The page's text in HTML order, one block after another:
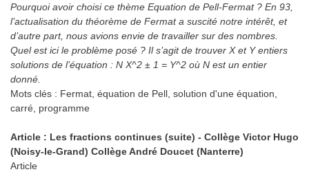
Pourquoi avoir choisi ce thème Equation de Pell-Fermat ? En 93,
l’actualisation du théorème de Fermat a suscité notre intérêt, et
d’autre part, nous avions envie de travailler sur des nombres.
Quel est ici le problème posé ? Il s’agit de trouver X et Y entiers
solutions de l’équation : N X^2 ± 1 = Y^2 où N est un entier
donné.
Mots clés : Fermat, équation de Pell, solution d'une équation,
carré, programme
Article : Les fractions continues (suite) - Collège Victor Hugo
(Noisy-le-Grand) Collège André Doucet (Nanterre)
Article